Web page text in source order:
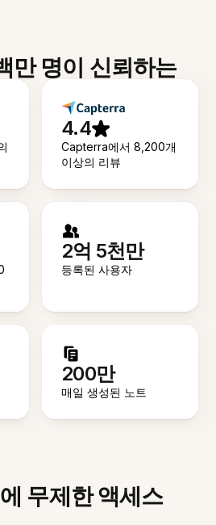
만 명이 신뢰하는
4.4
Capterra에서 8,200개
이상의 리뷰
2억 5천만
등록된 사용자
200만
매일 생성된 노트
무제한 액세스